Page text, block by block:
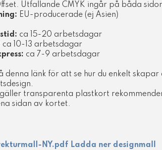
Utfallande CMYK ingår på båda
EU-producerade (ej Asien)
ca 15-20 arbetsdagar
ca 10-13 arbetsdagar
ca 7-9 arbetsdagar
denna länk för att se hur du enkelt skapar
transparenta plastkort
sidan av kortet.
Ladda ner designmall